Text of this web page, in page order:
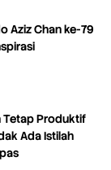
Aziz Chan ke-79
Tetap Produktif
Ada Istilah